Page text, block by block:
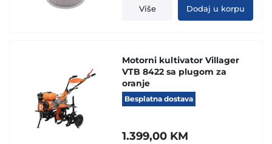
Više Dodaj u korpu
Motorni kultivator Villager
VTB 8422 sa plugom za
oranje
Besplatna dostava
1.399,00 KM